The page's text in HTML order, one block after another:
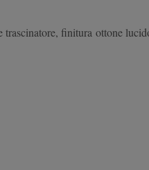
trascinatore, finitura ottone